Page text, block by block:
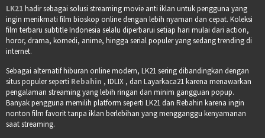
LK21 hadir sebagai solusi streaming movie anti iklan untuk pengguna yang
ingin menikmati film bioskop online dengan lebih nyaman dan cepat. Koleksi
film terbaru subtitle Indonesia selalu diperbarui setiap hari mulai dari action,
horor, drama, komedi, anime, hingga serial populer yang sedang trending di
internet.
Sebagai alternatif hiburan online modern, LK21 sering dibandingkan dengan
situs populer seperti Rebahin , IDLIX , dan Layarkaca21 karena menawarkan
pengalaman streaming yang lebih ringan dan minim gangguan popup.
Banyak pengguna memilih platform seperti LK21 dan Rebahin karena ingin
nonton film favorit tanpa iklan berlebihan yang mengganggu kenyamanan
saat streaming.